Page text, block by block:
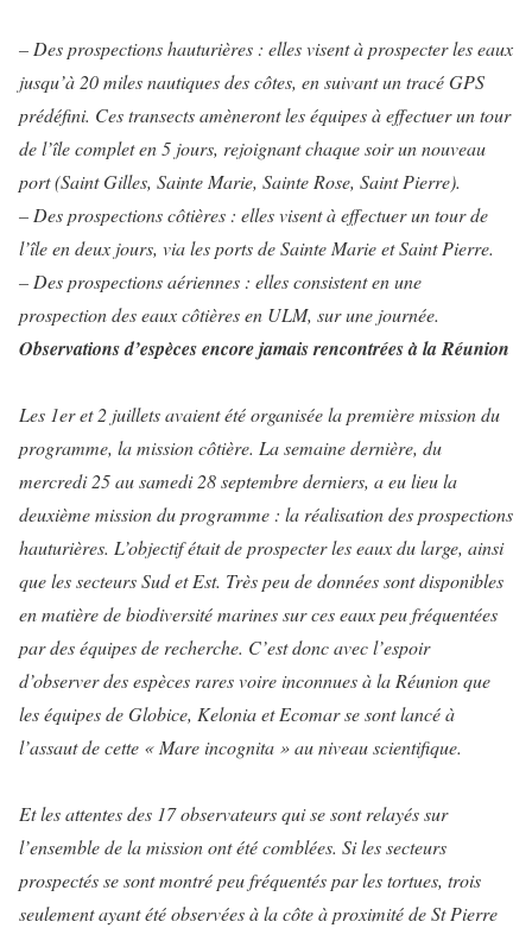
– Des prospections hauturières : elles visent à prospecter les eaux
jusqu’à 20 miles nautiques des côtes, en suivant un tracé GPS
prédéfini. Ces transects amèneront les équipes à effectuer un tour
de l’île complet en 5 jours, rejoignant chaque soir un nouveau
port (Saint Gilles, Sainte Marie, Sainte Rose, Saint Pierre).
– Des prospections côtières : elles visent à effectuer un tour de
l’île en deux jours, via les ports de Sainte Marie et Saint Pierre.
– Des prospections aériennes : elles consistent en une
prospection des eaux côtières en ULM, sur une journée.
Observations d’espèces encore jamais rencontrées à la Réunion
Les 1er et 2 juillets avaient été organisée la première mission du
programme, la mission côtière. La semaine dernière, du
mercredi 25 au samedi 28 septembre derniers, a eu lieu la
deuxième mission du programme : la réalisation des prospections
hauturières. L’objectif était de prospecter les eaux du large, ainsi
que les secteurs Sud et Est. Très peu de données sont disponibles
en matière de biodiversité marines sur ces eaux peu fréquentées
par des équipes de recherche. C’est donc avec l’espoir
d’observer des espèces rares voire inconnues à la Réunion que
les équipes de Globice, Kelonia et Ecomar se sont lancé à
l’assaut de cette « Mare incognita » au niveau scientifique.
Et les attentes des 17 observateurs qui se sont relayés sur
l’ensemble de la mission ont été comblées. Si les secteurs
prospectés se sont montré peu fréquentés par les tortues, trois
seulement ayant été observées à la côte à proximité de St Pierre